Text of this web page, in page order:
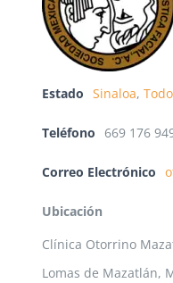
Estado Sinaloa,
Teléfono 669 176
Correo Electrónico
Ubicación
Clínica Otorrino
Lomas de Mazatlán,